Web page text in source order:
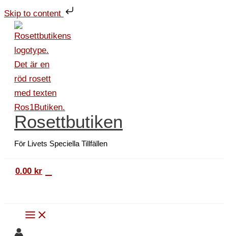
Skip to content
till
innehåll
Rosettbutiken
För Livets Speciella Tillfällen
0.00 kr
transp.
mängd